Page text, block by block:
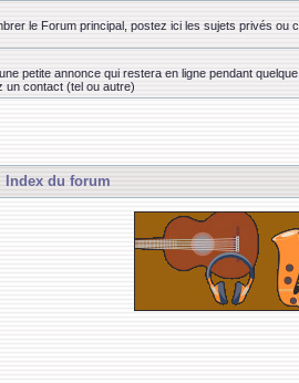
le Forum principal, postez ici les sujets privés ou
petite annonce qui restera en ligne pendant quelque
un contact (tel ou autre)
Index du forum